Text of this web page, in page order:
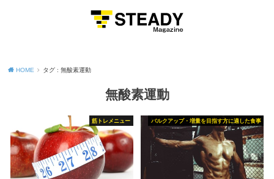
HOME タグ : 無酸素運動
無酸素運動
筋トレメニュー バルクアップ・増量を目指す方に適した食事